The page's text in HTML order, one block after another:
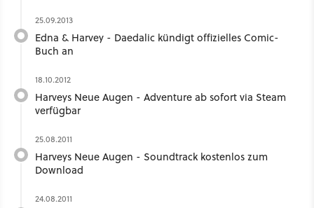
25.09.2013
Edna & Harvey - Daedalic kündigt offizielles Comic-
Buch an
18.10.2012
Harveys Neue Augen - Adventure ab sofort via Steam
verfügbar
25.08.2011
Harveys Neue Augen - Soundtrack kostenlos zum
Download
24.08.2011